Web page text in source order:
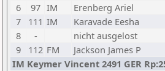
6
97 IM Erenberg Ariel
7
111 IM Karavade Eesha
8
- nicht ausgelost
9
112 FM Jackson James P
IM Keymer Vincent 2491 GER